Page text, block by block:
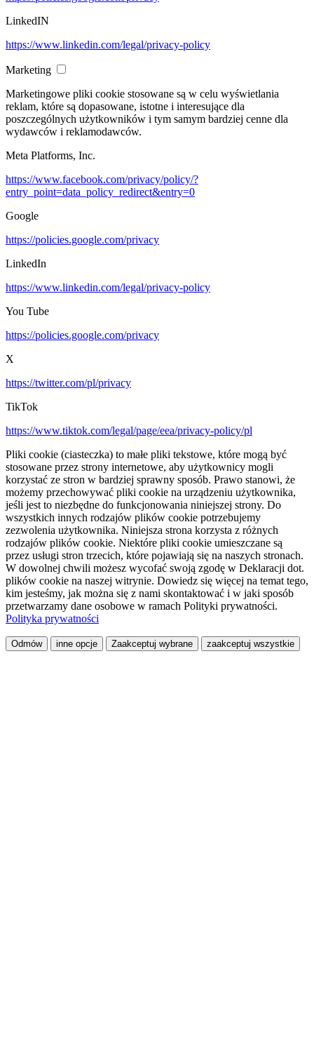
LinkedIN
https://www.linkedin.com/legal/privacy-policy
Marketing
Marketingowe pliki cookie stosowane są w celu wyświetlania
reklam, które są dopasowane, istotne i interesujące dla
poszczególnych użytkowników i tym samym bardziej cenne dla
wydawców i reklamodawców.
Meta Platforms, Inc.
https://www.facebook.com/privacy/policy/?
entry_point=data_policy_redirect&entry=0
Google
https://policies.google.com/privacy
LinkedIn
https://www.linkedin.com/legal/privacy-policy
You Tube
https://policies.google.com/privacy
X
https://twitter.com/pl/privacy
TikTok
https://www.tiktok.com/legal/page/eea/privacy-policy/pl
Pliki cookie (ciasteczka) to małe pliki tekstowe, które mogą być
stosowane przez strony internetowe, aby użytkownicy mogli
korzystać ze stron w bardziej sprawny sposób. Prawo stanowi, że
możemy przechowywać pliki cookie na urządzeniu użytkownika,
jeśli jest to niezbędne do funkcjonowania niniejszej strony. Do
wszystkich innych rodzajów plików cookie potrzebujemy
zezwolenia użytkownika. Niniejsza strona korzysta z różnych
rodzajów plików cookie. Niektóre pliki cookie umieszczane są
przez usługi stron trzecich, które pojawiają się na naszych stronach.
W dowolnej chwili możesz wycofać swoją zgodę w Deklaracji dot.
plików cookie na naszej witrynie. Dowiedz się więcej na temat tego,
kim jesteśmy, jak można się z nami skontaktować i w jaki sposób
przetwarzamy dane osobowe w ramach Polityki prywatności.
Polityka prywatności
Odmów inne opcje Zaakceptuj wybrane zaakceptuj wszystkie